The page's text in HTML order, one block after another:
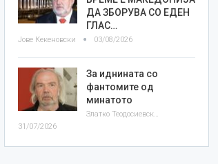
ДА ЗБОРУВА СО ЕДЕН
ГЛАС…
Јове Кекеновски 03/08/2026
За иднината со
фантомите од
минатото
Златко Теодосиевски
31/07/2026